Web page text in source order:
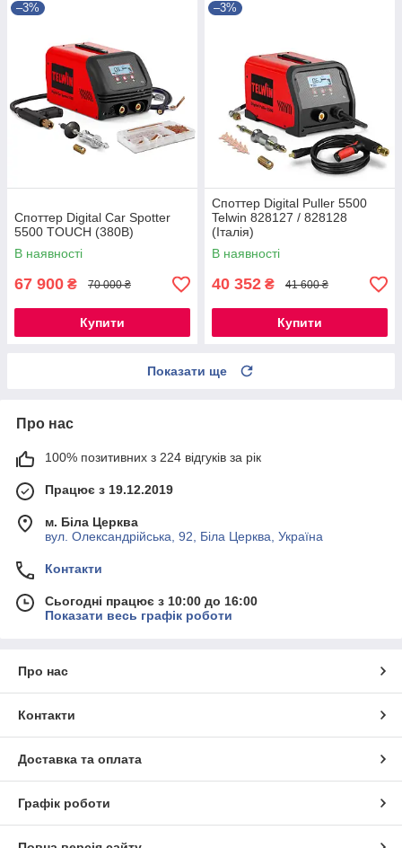
–3%
Споттер Digital Car Spotter
5500 TOUCH (380В)
В наявності
67 900 ₴ 70 000 ₴
Купити
–3%
Споттер Digital Puller 5500
Telwin 828127 / 828128
(Італія)
В наявності
40 352 ₴ 41 600 ₴
Купити
Показати ще
Про нас
100% позитивних з 224 відгуків за рік
Працює з 19.12.2019
м. Біла Церква
вул. Олександрійська, 92, Біла Церква, Україна
Контакти
Сьогодні працює з 10:00 до 16:00
Показати весь графік роботи
Про нас
Контакти
Доставка та оплата
Графік роботи